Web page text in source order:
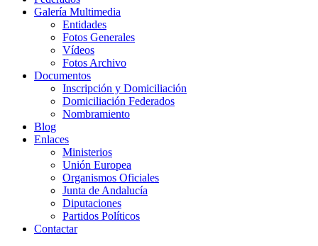
Galería Multimedia
Entidades
Fotos Generales
Vídeos
Fotos Archivo
Documentos
Inscripción y Domiciliación
Domiciliación Federados
Nombramiento
Blog
Enlaces
Ministerios
Unión Europea
Organismos Oficiales
Junta de Andalucía
Diputaciones
Partidos Políticos
Contactar